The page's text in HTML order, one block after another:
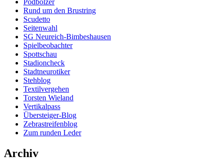
Podbolzer
Rund um den Brustring
Scudetto
Seitenwahl
SG Neureich-Bimbeshausen
Spielbeobachter
Spottschau
Stadioncheck
Stadtneurotiker
Stehblog
Textilvergehen
Torsten Wieland
Vertikalpass
Übersteiger-Blog
Zebrastreifenblog
Zum runden Leder
Archiv